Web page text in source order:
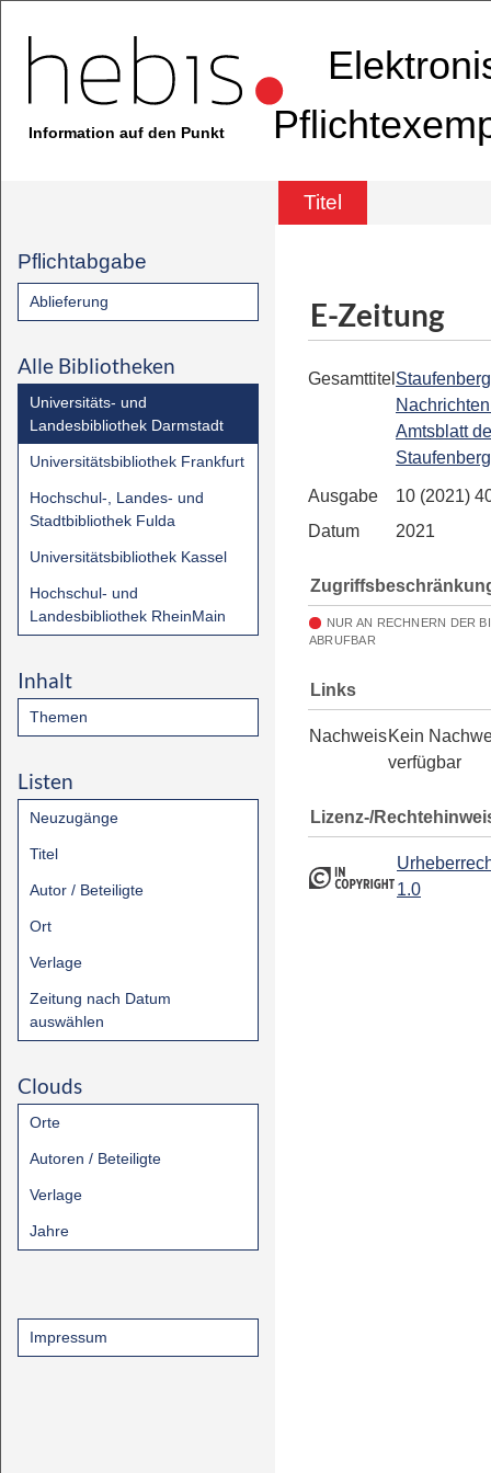
Information auf den Punkt
Titel
Pflichtabgabe
Ablieferung
Alle Bibliotheken
Universitäts- und
Landesbibliothek Darmstadt
Universitätsbibliothek Frankfurt
Hochschul-, Landes- und
Stadtbibliothek Fulda
Universitätsbibliothek Kassel
Hochschul- und
Landesbibliothek RheinMain
Inhalt
Themen
Listen
Neuzugänge
Titel
Autor / Beteiligte
Ort
Verlage
Zeitung nach Datum
auswählen
Clouds
Orte
Autoren / Beteiligte
Verlage
Jahre
Impressum
E-Zeitung
Gesamttitel
Amtsblatt
Staufenberg
Ausgabe
10 (2021)
Datum
2021
NUR AN RECHNERN DER
ABRUFBAR
Links
NachweisKein
verfügbar
Lizenz-/
1.0